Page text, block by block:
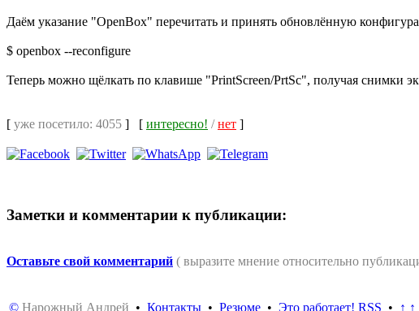
Даём указание "OpenBox" перечитать и принять обновлённую
$ openbox --reconfigure
Теперь можно щёлкать по клавише "PrintScreen/PrtSc", получая снимки
[ уже посетило: 4055 ] [ интересно! /нет ]
Заметки и комментарии к публикации:
Оставьте свой комментарий ( выразите мнение относительно
© Нарожный Андрей • Контакты • Резюме • Это работает! RSS • ↑ ↑